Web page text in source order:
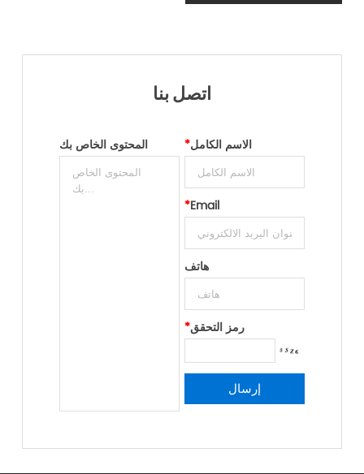
اتصل بنا
*الاسم الكامل
*Email
هاتف
*رمز التحقق
المحتوى الخاص بك